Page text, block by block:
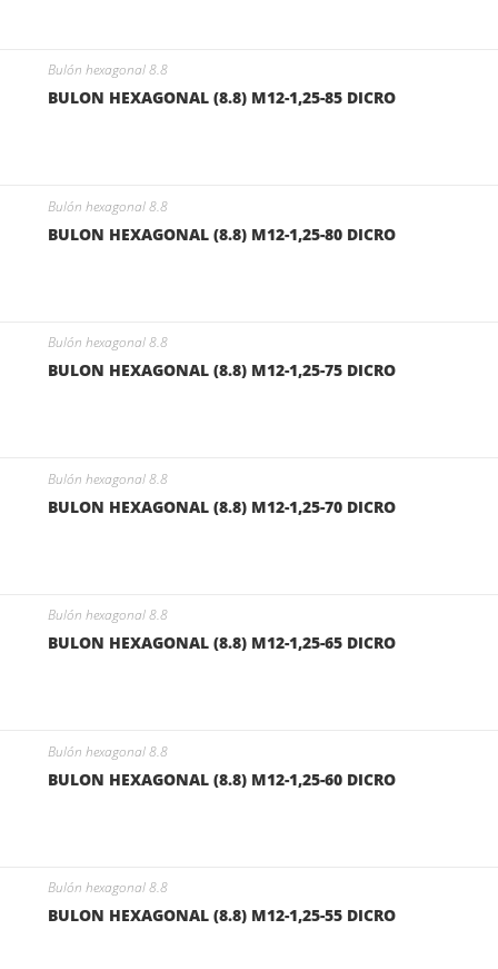
Bulón hexagonal 8.8
BULON HEXAGONAL (8.8) M12-1,25-85 DICRO
Bulón hexagonal 8.8
BULON HEXAGONAL (8.8) M12-1,25-80 DICRO
Bulón hexagonal 8.8
BULON HEXAGONAL (8.8) M12-1,25-75 DICRO
Bulón hexagonal 8.8
BULON HEXAGONAL (8.8) M12-1,25-70 DICRO
Bulón hexagonal 8.8
BULON HEXAGONAL (8.8) M12-1,25-65 DICRO
Bulón hexagonal 8.8
BULON HEXAGONAL (8.8) M12-1,25-60 DICRO
Bulón hexagonal 8.8
BULON HEXAGONAL (8.8) M12-1,25-55 DICRO